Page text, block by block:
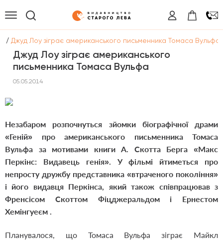
/ Джуд Лоу зіграє американського письменника Томаса Вульфа
Джуд Лоу зіграє американського
письменника Томаса Вульфа
05.05.2014
Незабаром розпочнуться зйомки біографічної драми
«Геній» про американського письменника Томаса
Вульфа за мотивами книги А. Скотта Берга «Макс
Перкінс: Видавець генія». У фільмі йтиметься про
непросту дружбу представника «втраченого покоління»
і його видавця Перкінса, який також співпрацював з
Френсісом Скоттом Фіцджеральдом і Ернестом
Хемінгуеєм .
Планувалося, що Томаса Вульфа зіграє Майкл